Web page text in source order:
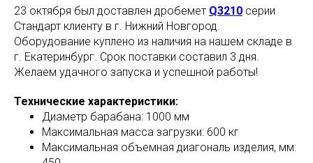
23 октября был доставлен дробемет Q3210 серии
Стандарт клиенту в г. Нижний Новгород.
Оборудование куплено из наличия на нашем складе в
г. Екатеринбург. Срок поставки составил 3 дня.
Желаем удачного запуска и успешной работы!
Технические характеристики:
Диаметр барабана: 1000 мм
Максимальная масса загрузки: 600 кг
Максимальная объемная диагональ изделия, мм: